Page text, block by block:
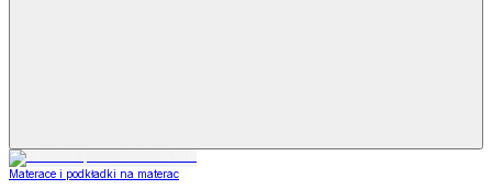
Materace i podkładki na materac